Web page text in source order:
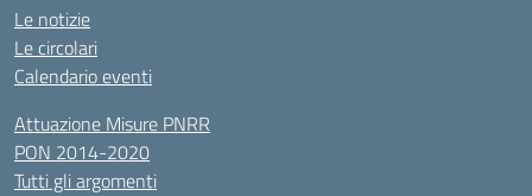
Le notizie
Le circolari
Calendario eventi
Attuazione Misure PNRR
PON 2014-2020
Tutti gli argomenti